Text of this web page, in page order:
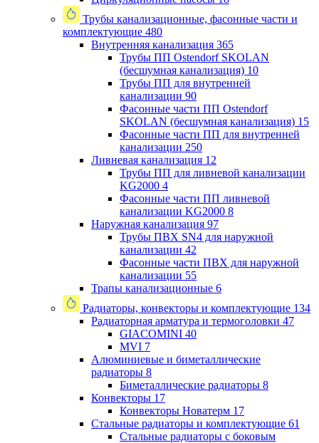
Трубы канализационные, фасонные части и
комплектующие 480
Внутренняя канализация 365
Трубы ПП Ostendorf SKOLAN
(бесшумная канализация) 10
Трубы ПП для внутренней
канализации 90
Фасонные части ПП Ostendorf
SKOLAN (бесшумная канализация) 15
Фасонные части ПП для внутренней
канализации 250
Ливневая канализация 12
Трубы ПП для ливневой канализации
KG2000 4
Фасонные части ПП ливневой
канализации KG2000 8
Наружная канализация 97
Трубы ПВХ SN4 для наружной
канализации 42
Фасонные части ПВХ для наружной
канализации 55
Трапы канализационные 6
Радиаторы, конвекторы и комплектующие 134
Радиаторная арматура и термоголовки 47
GIACOMINI 40
MVI 7
Алюминиевые и биметаллические
радиаторы 8
Биметаллические радиаторы 8
Конвекторы 17
Конвекторы Новатерм 17
Стальные радиаторы и комплектующие 61
Стальные радиаторы с боковым